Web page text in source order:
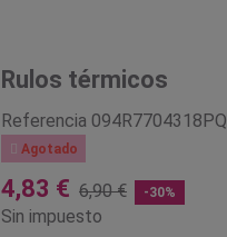
Rulos térmicos
Referencia 094R7704318PQ
Agotado
4,83 € 6,90 € -30%
Sin impuesto